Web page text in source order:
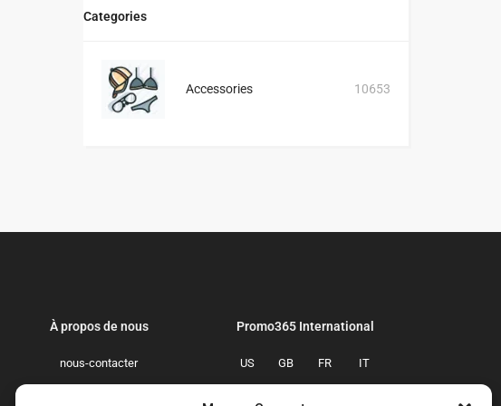
Categories
Accessories 10653
À propos de nous
nous-contacter
Promo365 International
US GB FR IT